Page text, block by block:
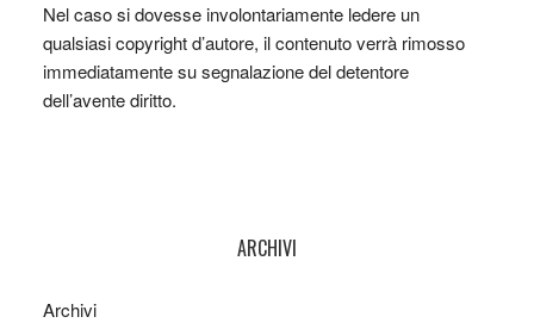
Nel caso si dovesse involontariamente ledere un
qualsiasi copyright d’autore, il contenuto verrà rimosso
immediatamente su segnalazione del detentore
dell’avente diritto.
ARCHIVI
Archivi